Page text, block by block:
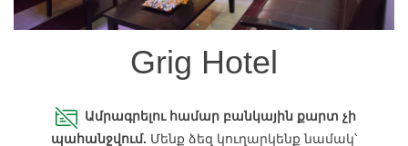
Grig Hotel
Ամրագրելու համար բանկային քարտ չի
պահանջվում. Մենք ձեզ կուղարկենք նամակ՝